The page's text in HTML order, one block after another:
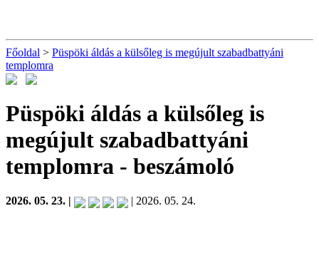
Főoldal > Püspöki áldás a külsőleg is megújult szabadbattyáni
templomra
Püspöki áldás a külsőleg is
megújult szabadbattyáni
templomra - beszámoló
2026. 05. 23. | | 2026. 05. 24.